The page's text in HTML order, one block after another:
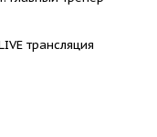
трансляция